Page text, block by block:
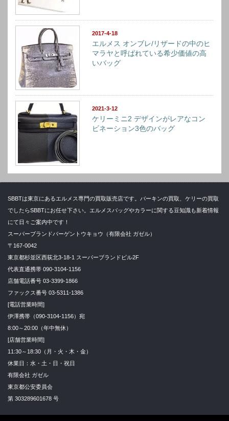
2017-4-18
エルメス オンブレ/リザードの中のヒ
マラヤと呼ばれている希少価値の高
いバッグ
2021-3-12
ケリーミニ2 デザインがレアなコン
ビネーション3色のバッグ
SBBTは東京にあるエルメス専門の買取販売店です。バーキンの買取、ケリーの買取
でしたらSBBTにお任せ下さい。エルメスバッグやカラーに関する豆知識も新着情報
にて日々ご案内中です！
スーパーブランドバーゲントウキョウ（有限会社 ガゼル）
〒167-0042
東京都杉並区西荻北3-18-1 スーパーブランドビル2F
代表直通携帯 090-3104-1156
店舗電話番号 03-3399-1866
ファックス番号 03-5311-1386
[電話営業時間]
伊澤携帯（090-3104-1156）宛
8:00～20:00（年中無休）
[店舗営業時間]
11:30～18:30（月・火・木・金）
休業日：水・土・日・祝日
有限会社 ガゼル
東京都公安委員会
第 303289601678 号